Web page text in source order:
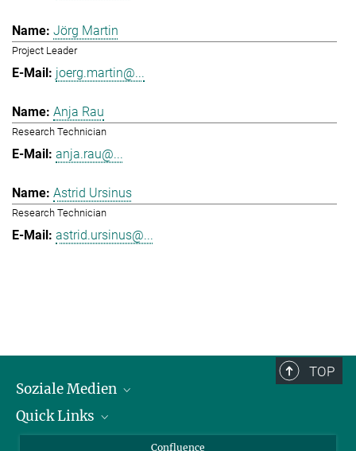
Jörg Martin
Project Leader
joerg.martin@...
Anja Rau
Research Technician
anja.rau@...
Astrid Ursinus
Research Technician
astrid.ursinus@...
TOP
Soziale Medien
LinkedIn
Quick Links
Für Journalisten und Journalistinnen
Confluence